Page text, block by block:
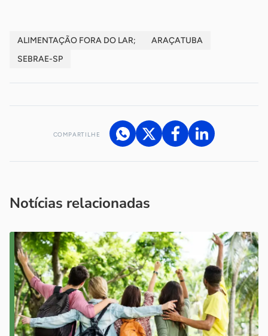
ALIMENTAÇÃO FORA DO LAR;
ARAÇATUBA
SEBRAE-SP
COMPARTILHE
Notícias relacionadas